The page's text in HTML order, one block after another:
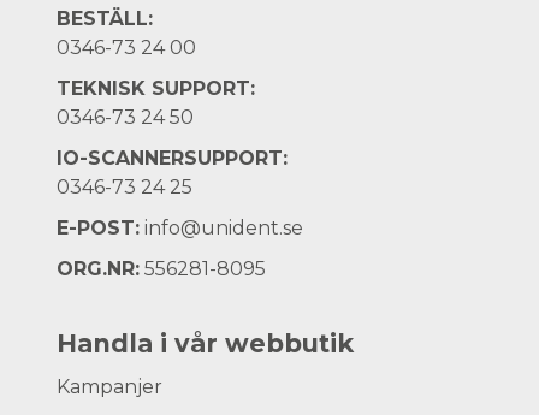
BESTÄLL:
0346-73 24 00
TEKNISK SUPPORT:
0346-73 24 50
IO-SCANNERSUPPORT:
0346-73 24 25
E-POST: info@unident.se
ORG.NR: 556281-8095
Handla i vår webbutik
Kampanjer